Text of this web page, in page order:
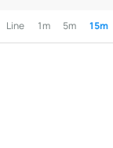
Line 1m 5m 15m